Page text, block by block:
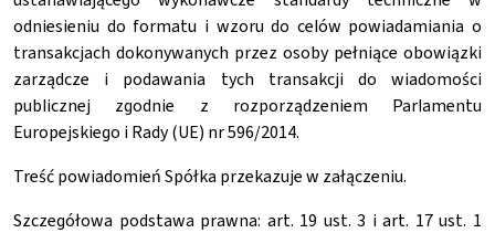
odniesieniu do formatu i wzoru do celów powiadamiania o
transakcjach dokonywanych przez osoby pełniące obowiązki
zarządcze i podawania tych transakcji do wiadomości
publicznej zgodnie z rozporządzeniem Parlamentu
Europejskiego i Rady (UE) nr 596/2014.
Treść powiadomień Spółka przekazuje w załączeniu.
Szczegółowa podstawa prawna: art. 19 ust. 3 i art. 17 ust. 1